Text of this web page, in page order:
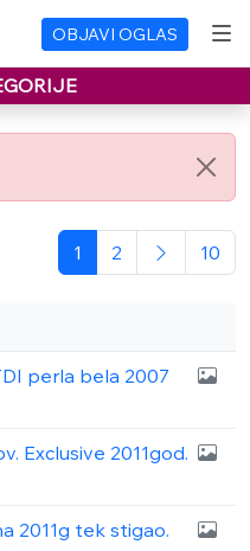
OBJAVI OGLAS
1 2 10
perla bela 2007
Exclusive 2011god.
2011g tek stigao.